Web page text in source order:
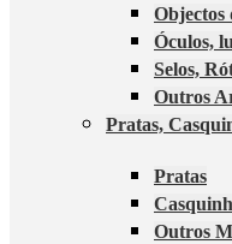
Objectos
Óculos,
Selos,
Outros
Pratas,
Pratas
Outros